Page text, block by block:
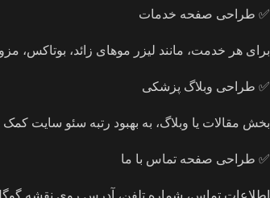
✅ طراحی صفحه خدمات
برای هر خدمت، مانند لیزر موهای زائد، بوتاکس،
✅ طراحی وبلاگ پزشکی
بخش مقالات یا وبلاگ، به بهبود رتبه سئو سایت
✅ طراحی صفحه تماس با ما
اطلاعات تماس، شماره تلفن، آدرس روی نقشه